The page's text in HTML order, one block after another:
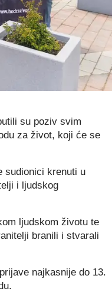
su poziv svim
za život, koji će se
sudionici krenuti u
i ljudskog
ljudskom životu te
branili i stvarali
najkasnije do 13.